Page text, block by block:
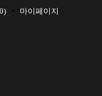
마이페이지